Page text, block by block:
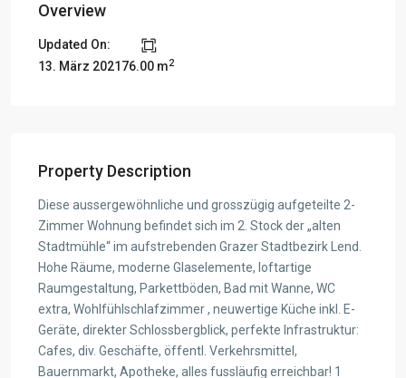
Overview
Updated On:
13. März 202176.00 m2
Property Description
Diese aussergewöhnliche und grosszügig aufgeteilte 2-
Zimmer Wohnung befindet sich im 2. Stock der „alten
Stadtmühle“ im aufstrebenden Grazer Stadtbezirk Lend.
Hohe Räume, moderne Glaselemente, loftartige
Raumgestaltung, Parkettböden, Bad mit Wanne, WC
extra, Wohlfühlschlafzimmer , neuwertige Küche inkl. E-
Geräte, direkter Schlossbergblick, perfekte Infrastruktur:
Cafes, div. Geschäfte, öffentl. Verkehrsmittel,
Bauernmarkt, Apotheke, alles fussläufig erreichbar! 1